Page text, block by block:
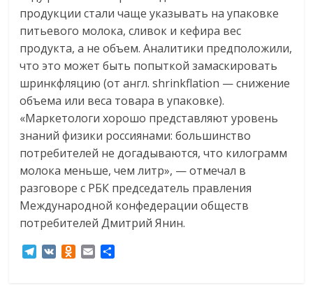
продукции стали чаще указывать на упаковке
питьевого молока, сливок и кефира вес
продукта, а не объем. Аналитики предположили,
что это может быть попыткой замаскировать
шринкфляцию (от англ. shrinkflation — снижение
объема или веса товара в упаковке).
«Маркетологи хорошо представляют уровень
знаний физики россиянами: большинство
потребителей не догадываются, что килограмм
молока меньше, чем литр», — отмечал в
разговоре с РБК председатель правления
Международной конфедерации обществ
потребителей Дмитрий Янин.
T
V
O
E